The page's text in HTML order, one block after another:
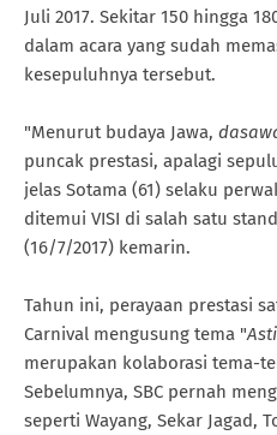
Juli 2017. Sekitar 150 hingga
dalam acara yang sudah
kesepuluhnya tersebut.
"Menurut budaya Jawa,
puncak prestasi, apalagi
jelas Sotama (61) selaku
ditemui VISI di salah satu
(16/7/2017) kemarin.
Tahun ini, perayaan prestasi
Carnival mengusung tema "
merupakan kolaborasi tema-
Sebelumnya, SBC pernah
seperti Wayang, Sekar Jagad,